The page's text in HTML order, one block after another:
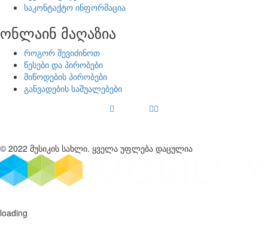
საკონტაქტო ინფორმაცია
ონლაინ მაღაზია
როგორ შევიძინოთ
წესები და პირობები
მიწოდების პირობები
განვადების საშუალებები
© 2022 მუსიკის სახლი. ყველა უფლება დაცულია
loading